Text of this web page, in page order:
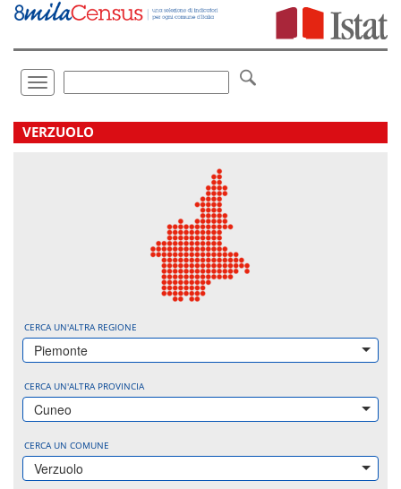
Vai
direttamente
Toggle
navigation
.
VERZUOLO
CERCA UN'ALTRA REGIONE
Piemonte
CERCA UN'ALTRA PROVINCIA
Cuneo
CERCA UN COMUNE
Verzuolo